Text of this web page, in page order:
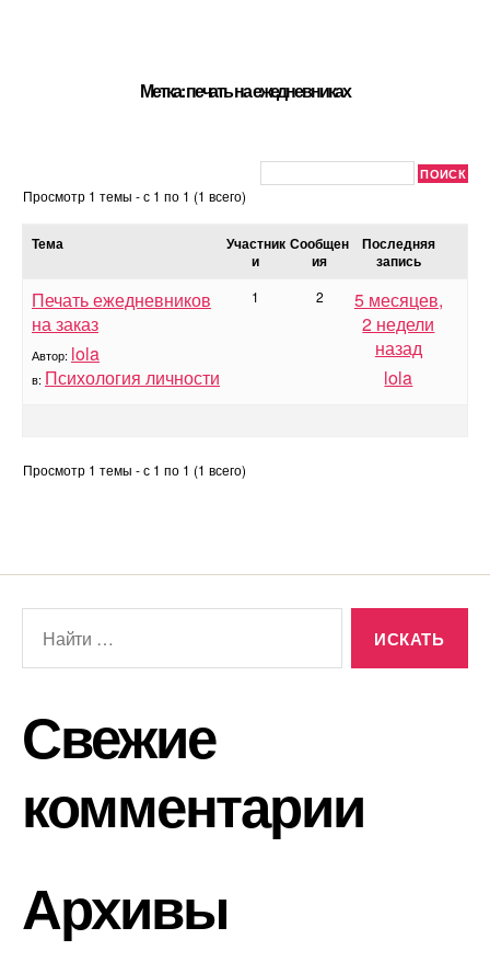
Метка: печать на ежедневниках
Просмотр 1 темы - с 1 по 1 (1 всего)
Тема
Участник
и
Сообщен
ия
Последняя
запись
Печать ежедневников
на заказ
Автор: lola
в: Психология личности
1 2
5 месяцев,
2 недели
назад
lola
Просмотр 1 темы - с 1 по 1 (1 всего)
Свежие
комментарии
Архивы